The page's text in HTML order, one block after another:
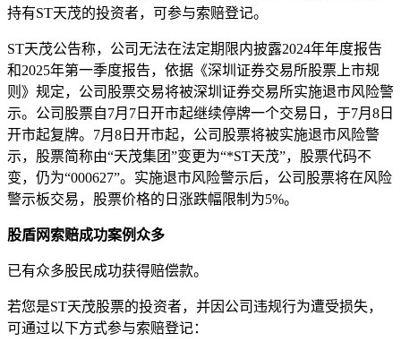
持有ST天茂的投资者，可参与索赔登记。
ST天茂公告称，公司无法在法定期限内披露2024年年度报告
和2025年第一季度报告，依据《深圳证券交易所股票上市规
则》规定，公司股票交易将被深圳证券交易所实施退市风险警
示。公司股票自7月7日开市起继续停牌一个交易日，于7月8日
开市起复牌。7月8日开市起，公司股票将被实施退市风险警
示，股票简称由“天茂集团”变更为“*ST天茂”，股票代码不
变，仍为“000627”。实施退市风险警示后，公司股票将在风险
警示板交易，股票价格的日涨跌幅限制为5%。
股盾网索赔成功案例众多
已有众多股民成功获得赔偿款。
若您是ST天茂股票的投资者，并因公司违规行为遭受损失，
可通过以下方式参与索赔登记：